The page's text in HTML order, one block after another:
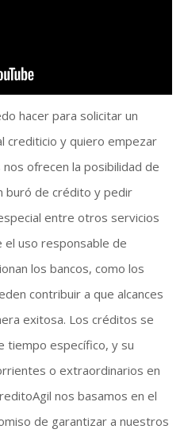
hacer para solicitar un
crediticio y quiero empezar
ofrecen la posibilidad de
buró de crédito y pedir
entre otros servicios
el uso responsable de
los bancos, como los
contribuir a que alcances
exitosa. Los créditos se
tiempo específico, y su
o extraordinarios en
nos basamos en el
de garantizar a nuestros